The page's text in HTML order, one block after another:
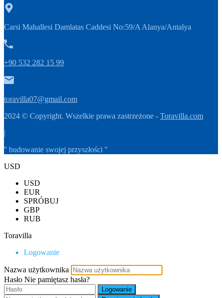
Carsi Mahallesi Damlatas Caddesi No:59/A Alanya/Antalya
+90 532 282 15 99
toravilla07@gmail.com
2024 © Copyright. Wszelkie prawa zastrzeżone - Toravilla.com
|
'' budowanie swojej przyszłości ''
USD
USD
EUR
SPRÓBUJ
GBP
RUB
Toravilla
Logowanie
Nazwa użytkownika
Hasło Nie pamiętasz hasła?
Logowanie